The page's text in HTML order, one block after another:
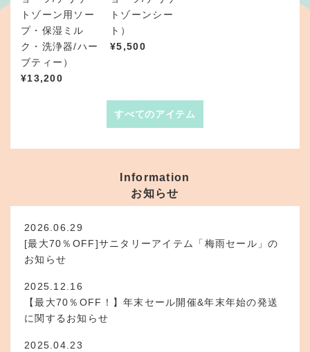
トゾーン用ソー
プ・保湿ミル
ク・洗浄器/ハー
ブティー）
¥13,200
トゾーンシー
ト）
¥5,500
すべてのアイテム
Information
お知らせ
2026.06.29
[最大70％OFF]サニタリーアイテム「梅雨セール」の
お知らせ
2025.12.16
【最大70％OFF！】年末セール開催&年末年始の発送
に関するお知らせ
2025.04.23